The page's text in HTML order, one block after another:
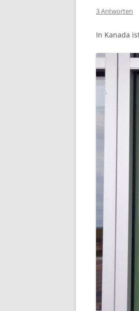
3 Antworten
In Kanada